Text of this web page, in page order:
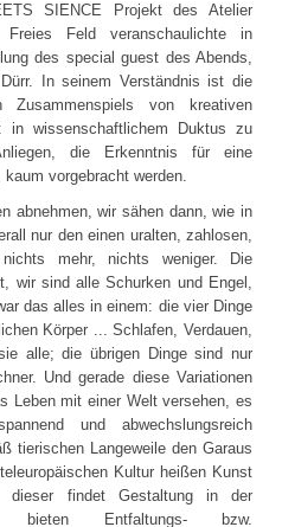
SIENCE Projekt des Atelier
Feld veranschaulichte in
des special guest des Abends,
In seinem Verständnis ist die
von kreativen
in wissenschaftlichem Duktus zu
die Erkenntnis für eine
vorgebracht werden.
abnehmen, wir sähen dann, wie in
nur den einen uralten, zahlosen,
nichts mehr, nichts weniger. Die
wir sind alle Schurken und Engel,
das alles in einem: die vier Dinge
Körper ... Schlafen, Verdauen,
alle; die übrigen Dinge sind nur
Und gerade diese Variationen
Leben mit einer Welt versehen, es
und abwechslungsreich
tierischen Langeweile den Garaus
Kultur heißen Kunst
dieser findet Gestaltung in der
Entfaltungs- bzw.